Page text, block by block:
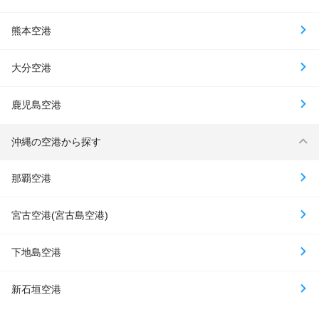
熊本空港
大分空港
鹿児島空港
沖縄の空港から探す
那覇空港
宮古空港(宮古島空港)
下地島空港
新石垣空港